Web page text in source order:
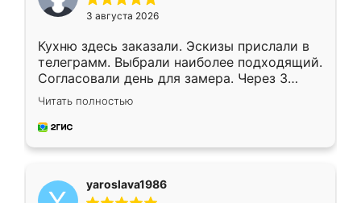
3 августа 2026
Кухню здесь заказали. Эскизы прислали в
телеграмм. Выбрали наиболее подходящий.
Согласовали день для замера. Через 3
недели кухня была уже готова. Остались
довольны работой. Спасибо Ренессанс
мебель за качественную работу!
Читать полностью
yaroslava1986